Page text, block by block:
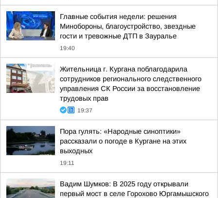
Главные события недели: решения
Минобороны, благоустройство, звездные
гости и тревожные ДТП в Зауралье
19:40
Жительница г. Кургана поблагодарила
сотрудников регионального следственного
управления СК России за восстановление
трудовых прав
19:37
Пора гулять: «Народные синоптики»
рассказали о погоде в Кургане на этих
выходных
19:11
Вадим Шумков: В 2025 году открывали
первый мост в селе Горохово Юргамышского